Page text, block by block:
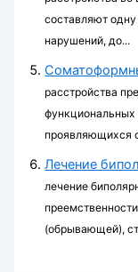
составляют
нарушений, до...
расстройства
функциональных
проявляющихся
Лечение
лечение
(обрывающей),